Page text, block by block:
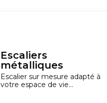
Escaliers
métalliques
Escalier sur mesure adapté à
votre espace de vie...